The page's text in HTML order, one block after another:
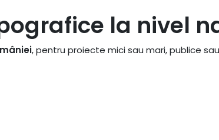
la nivel
, pentru proiecte mici sau mari, publice